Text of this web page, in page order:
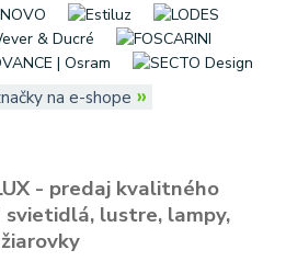
na e-shope »
- predaj kvalitného
svietidlá, lustre, lampy,
žiarovky